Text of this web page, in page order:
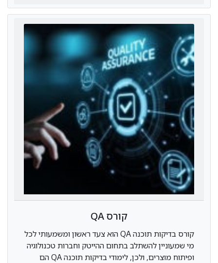
קורס QA
קורס בדיקות תוכנה QA הוא צעד ראשון ומשמעותי לכל
מי שמעוניין להשתלב בתחום ההייטק וחברות טכנולוגיה
ופיתוח מוצרים, ולכן, לימודי בדיקות תוכנה QA הם